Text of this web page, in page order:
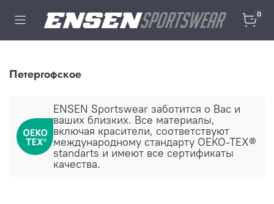
0
Петергофское
ENSEN Sportswear заботится о Ваc и
ваших близких. Все материалы,
включая красители, соответствуют
международному стандарту OEKO-TEX®
standarts и имеют все сертификаты
качества.